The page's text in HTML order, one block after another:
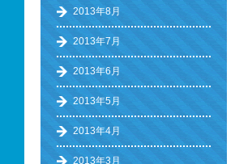
2013年8月
2013年7月
2013年6月
2013年5月
2013年4月
2013年3月